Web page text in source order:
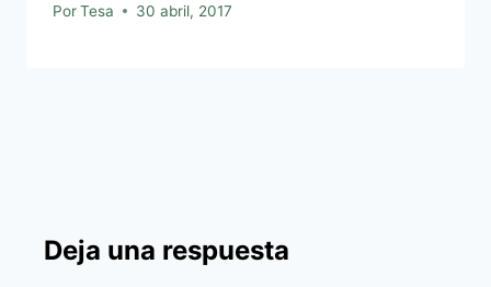
PorTesa 30 abril, 2017
Deja una respuesta